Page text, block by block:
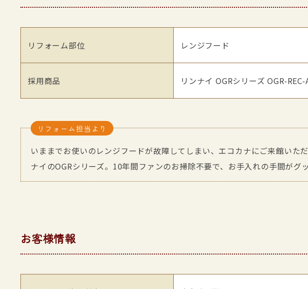
リフォーム部位 レンジフード
採用商品 リンナイ OGRシリーズ OGR-
リフォーム担当より
いままでお使いのレンジフードが故障してしまい、エコカナにご来館い
ナイのOGRシリーズ。10年間ファンのお掃除不要で、お手入れの手間がグ
お客様情報